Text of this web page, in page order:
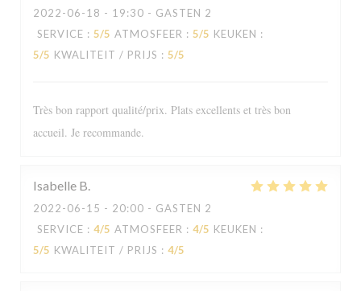
2022-06-18 - 19:30 - GASTEN 2
SERVICE : 5/5 ATMOSFEER : 5/5 KEUKEN :
5/5 KWALITEIT / PRIJS : 5/5
Très bon rapport qualité/prix. Plats excellents et très bon
accueil. Je recommande.
Isabelle B
2022-06-15 - 20:00 - GASTEN 2
SERVICE : 4/5 ATMOSFEER : 4/5 KEUKEN :
5/5 KWALITEIT / PRIJS : 4/5
Le Sale Gosse